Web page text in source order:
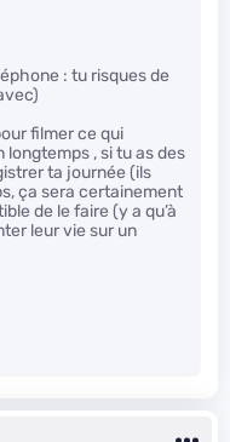
: tu risques de
filmer ce qui
longtemps , si tu as des
ta journée (ils
ça sera certainement
de le faire (y a qu’à
leur vie sur un